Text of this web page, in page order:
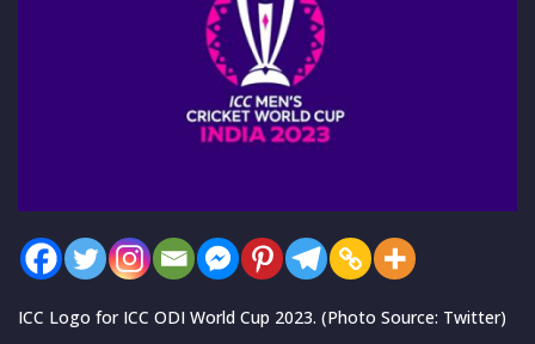
ICC Logo for ICC ODI World Cup 2023. (Photo Source: Twitter)